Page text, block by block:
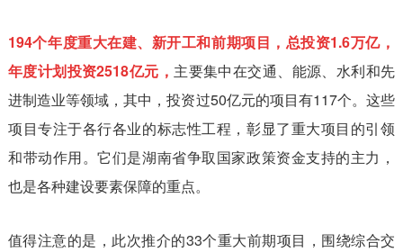
194个年度重大在建、新开工和前期项目，总投资1.6万亿，
年度计划投资2518亿元， 主要集中在交通、能源、水利和先
进制造业等领域，其中，投资过50亿元的项目有117个。这些
项目专注于各行各业的标志性工程，彰显了重大项目的引领
和带动作用。它们是湖南省争取国家政策资金支持的主力，
也是各种建设要素保障的重点。
值得注意的是，此次推介的33个重大前期项目，围绕综合交